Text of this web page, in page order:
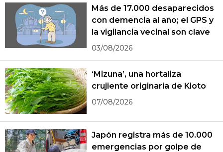
Más de 17.000 desaparecidos
con demencia al año; el GPS y
la vigilancia vecinal son clave
03/08/2026
‘Mizuna’, una hortaliza
crujiente originaria de Kioto
07/08/2026
Japón registra más de 10.000
emergencias por golpe de